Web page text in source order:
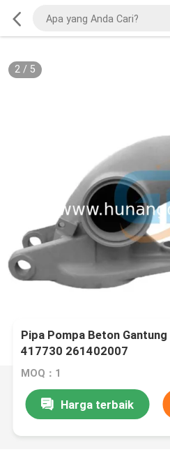
2/ 5
Pipa Pompa Beton
417730 261402007
MOQ：1
Harga terbaik